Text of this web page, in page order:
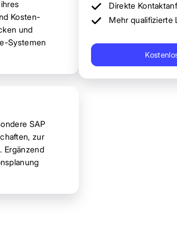
Kosten-
und
Systemen
SAP
zur
Ergänzend
Direkte
Mehr qualifizierte